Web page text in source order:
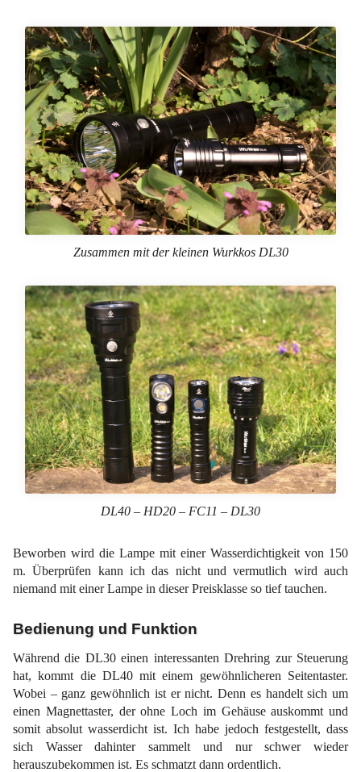
Zusammen mit der kleinen Wurkkos DL30
DL40 – HD20 – FC11 – DL30
Beworben wird die Lampe mit einer Wasserdichtigkeit von 150
m. Überprüfen kann ich das nicht und vermutlich wird auch
niemand mit einer Lampe in dieser Preisklasse so tief tauchen.
Bedienung und Funktion
Während die DL30 einen interessanten Drehring zur Steuerung
hat, kommt die DL40 mit einem gewöhnlicheren Seitentaster.
Wobei – ganz gewöhnlich ist er nicht. Denn es handelt sich um
einen Magnettaster, der ohne Loch im Gehäuse auskommt und
somit absolut wasserdicht ist. Ich habe jedoch festgestellt, dass
sich Wasser dahinter sammelt und nur schwer wieder
herauszubekommen ist. Es schmatzt dann ordentlich.